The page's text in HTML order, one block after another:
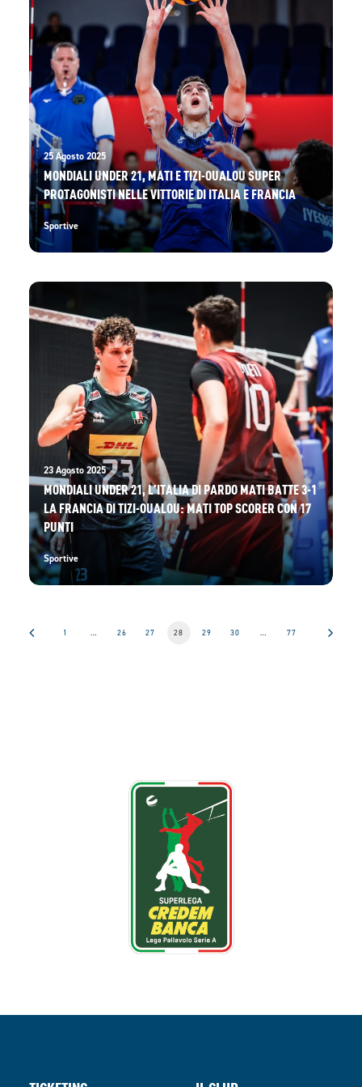
25 Agosto 2025
MONDIALI UNDER 21, MATI E TIZI-OUALOU SUPER
PROTAGONISTI NELLE VITTORIE DI ITALIA E FRANCIA
Sportive
23 Agosto 2025
MONDIALI UNDER 21, L’ITALIA DI PARDO MATI BATTE 3-1
LA FRANCIA DI TIZI-OUALOU: MATI TOP SCORER CON 17
PUNTI
Sportive
1 … 26 27 28 29 30 … 77